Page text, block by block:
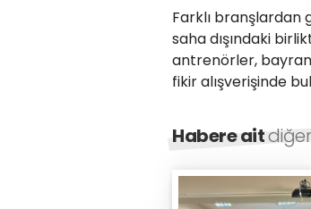
Farklı branşlardan
saha dışındaki
antrenörler,
fikir alışverişinde
Habere ait